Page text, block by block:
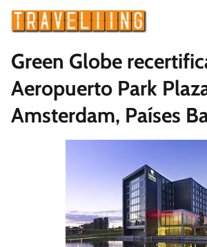
Green Globe
Aeropuerto Park
Amsterdam, Países